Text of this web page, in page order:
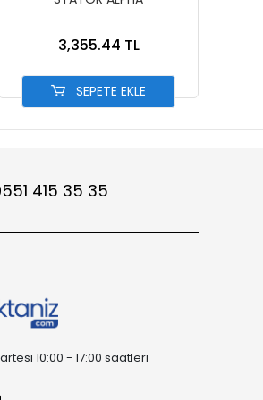
3,355.44 TL
SEPETE EKLE
415 35 35
10:00 - 17:00 saatleri